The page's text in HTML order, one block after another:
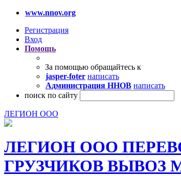
www.nnov.org
Регистрация
Вход
Помощь
За помощью обращайтесь к
jasper-foter написать
Администрация ННОВ написать
поиск по сайту
ЛЕГИОН ООО
ЛЕГИОН ООО
ГРУЗЧИКОВ ВЫВОЗ